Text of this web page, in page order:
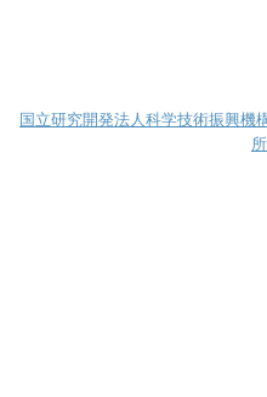
国立研究開発法人科学技術振興機